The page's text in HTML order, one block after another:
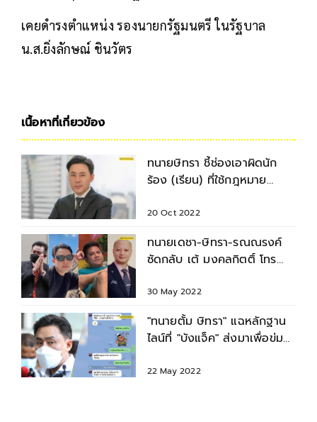
เคยดำรงตำแหน่ง รองนายกรัฐมนตรี ในรัฐบาล
น.ส.ยิ่งลักษณ์ ชินวัตร
เนื้อหาที่เกี่ยวข้อง
ทนายษิทรา ชี้ช่องเอาผิดนัก
ร้อง (เรียน) ที่ใช้กฎหมาย
20 Oct 2022
ทนายเดชา-ษิทรา-รณณรงค์
ซัดกลับ เต้ มงคลกิตติ์ โทร
30 May 2022
"ทนายตั้ม ษิทรา" แฉหลักฐาน
ไลน์ที่ "บังแจ็ค" ส่งมาเพื่อข่มขู่
22 May 2022